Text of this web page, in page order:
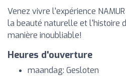
Venez vivre l'expérience NAMUR
la beauté naturelle et l'histoire
manière inoubliable!
Heures d'ouverture
maandag: Gesloten